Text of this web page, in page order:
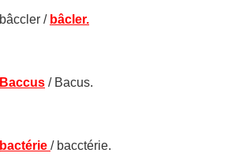
bâccler / bâcler.
Baccus / Bacus.
bactérie / bacctérie.